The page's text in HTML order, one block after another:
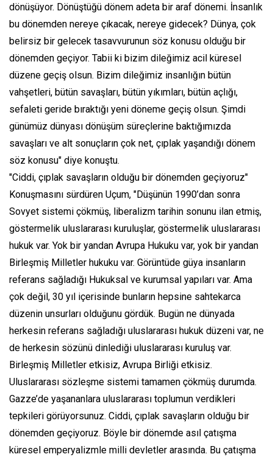
dönüşüyor. Dönüştüğü dönem adeta bir araf dönemi. İnsanlık
bu dönemden nereye çıkacak, nereye gidecek? Dünya, çok
belirsiz bir gelecek tasavvurunun söz konusu olduğu bir
dönemden geçiyor. Tabii ki bizim dileğimiz acil küresel
düzene geçiş olsun. Bizim dileğimiz insanlığın bütün
vahşetleri, bütün savaşları, bütün yıkımları, bütün açlığı,
sefaleti geride bıraktığı yeni döneme geçiş olsun. Şimdi
günümüz dünyası dönüşüm süreçlerine baktığımızda
savaşları ve alt sonuçların çok net, çıplak yaşandığı dönem
söz konusu" diye konuştu.
"Ciddi, çıplak savaşların olduğu bir dönemden geçiyoruz"
Konuşmasını sürdüren Uçum, "Düşünün 1990’dan sonra
Sovyet sistemi çökmüş, liberalizm tarihin sonunu ilan etmiş,
göstermelik uluslararası kuruluşlar, göstermelik uluslararası
hukuk var. Yok bir yandan Avrupa Hukuku var, yok bir yandan
Birleşmiş Milletler hukuku var. Görüntüde güya insanların
referans sağladığı Hukuksal ve kurumsal yapıları var. Ama
çok değil, 30 yıl içerisinde bunların hepsine sahtekarca
düzenin unsurları olduğunu gördük. Bugün ne dünyada
herkesin referans sağladığı uluslararası hukuk düzeni var, ne
de herkesin sözünü dinlediği uluslararası kuruluş var.
Birleşmiş Milletler etkisiz, Avrupa Birliği etkisiz.
Uluslararası sözleşme sistemi tamamen çökmüş durumda.
Gazze’de yaşananlara uluslararası toplumun verdikleri
tepkileri görüyorsunuz. Ciddi, çıplak savaşların olduğu bir
dönemden geçiyoruz. Böyle bir dönemde asıl çatışma
küresel emperyalizmle milli devletler arasında. Bu çatışma